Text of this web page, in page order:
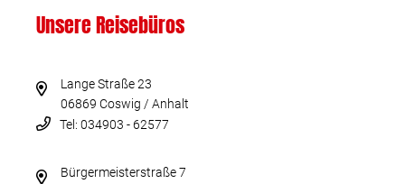
Unsere Reisebüros
Lange Straße 23
06869 Coswig / Anhalt
Tel: 034903 - 62577
Bürgermeisterstraße 7